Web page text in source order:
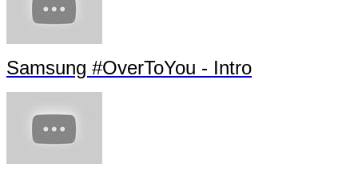
Samsung #OverToYou - Intro